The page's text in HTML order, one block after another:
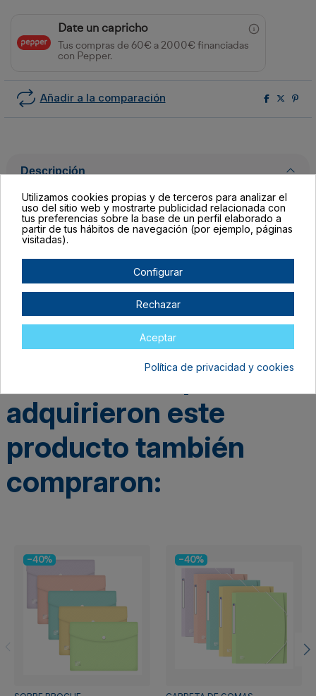
Date un capricho
Tus compras de 60€ a 2000€ financiadas
con Pepper.
Añadir a la comparación
Descripción
Detalles del producto
Los clientes que
adquirieron este
producto también
compraron:
-40% -40%
Utilizamos cookies propias y de terceros para analizar el
uso del sitio web y mostrarte publicidad relacionada con
tus preferencias sobre la base de un perfil elaborado a
partir de tus hábitos de navegación (por ejemplo, páginas
visitadas).
Configurar
Rechazar
Aceptar
Política de privacidad y cookies